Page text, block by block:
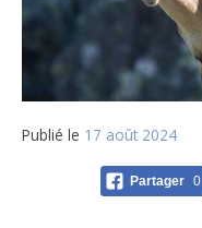
Publié le 17 août 2024
Partager 0